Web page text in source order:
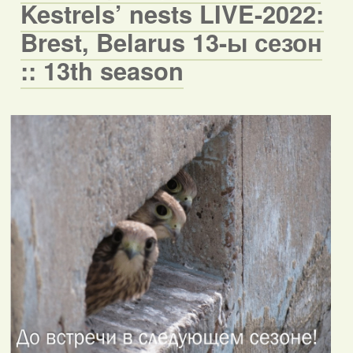
Kestrels’ nests LIVE-2022:
Brest, Belarus 13-ы сезон
:: 13th season